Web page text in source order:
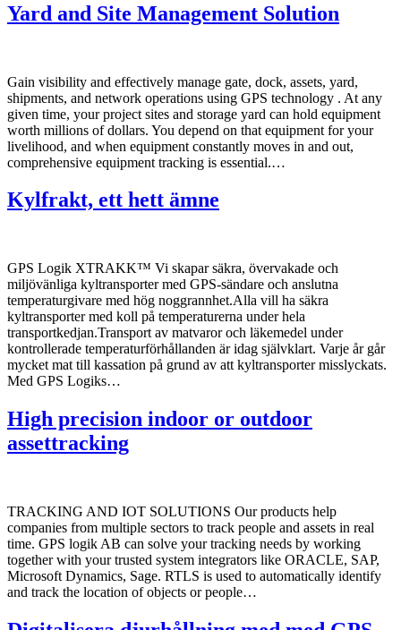
Yard and Site Management Solution
Gain visibility and effectively manage gate, dock, assets, yard,
shipments, and network operations using GPS technology . At any
given time, your project sites and storage yard can hold equipment
worth millions of dollars. You depend on that equipment for your
livelihood, and when equipment constantly moves in and out,
comprehensive equipment tracking is essential.…
Kylfrakt, ett hett ämne
GPS Logik XTRAKK™ Vi skapar säkra, övervakade och
miljövänliga kyltransporter med GPS-sändare och anslutna
temperaturgivare med hög noggrannhet.Alla vill ha säkra
kyltransporter med koll på temperaturerna under hela
transportkedjan.Transport av matvaror och läkemedel under
kontrollerade temperaturförhållanden är idag självklart. Varje år går
mycket mat till kassation på grund av att kyltransporter misslyckats.
Med GPS Logiks…
High precision indoor or outdoor
assettracking
TRACKING AND IOT SOLUTIONS Our products help
companies from multiple sectors to track people and assets in real
time. GPS logik AB can solve your tracking needs by working
together with your trusted system integrators like ORACLE, SAP,
Microsoft Dynamics, Sage. RTLS is used to automatically identify
and track the location of objects or people…